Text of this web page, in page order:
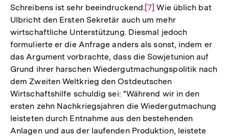
Schreibens ist sehr beeindruckend.Zur
Auflösung
der
Fußnote
[7] Wie üblich bat
Ulbricht den Ersten Sekretär auch um mehr
wirtschaftliche Unterstützung. Diesmal jedoch
formulierte er die Anfrage anders als sonst, indem er
das Argument vorbrachte, dass die Sowjetunion auf
Grund ihrer harschen Wiedergutmachungspolitik nach
dem Zweiten Weltkrieg den Ostdeutschen
Wirtschaftshilfe schuldig sei: "Während wir in den
ersten zehn Nachkriegsjahren die Wiedergutmachung
leisteten durch Entnahme aus den bestehenden
Anlagen und aus der laufenden Produktion, leistete